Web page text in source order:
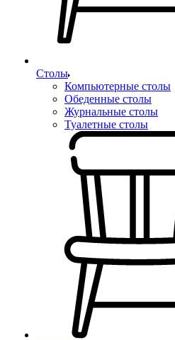
Столы
Компьютерные столы
Обеденные столы
Журнальные столы
Туалетные столы